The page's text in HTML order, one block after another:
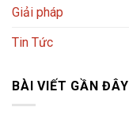
Giải pháp
Tin Tức
BÀI VIẾT GẦN ĐÂY